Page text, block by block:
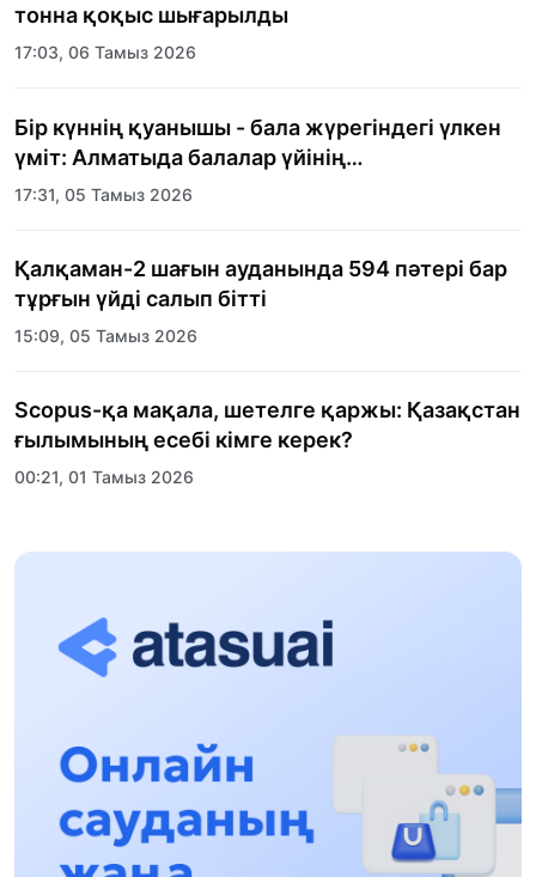
тонна қоқыс шығарылды
17:03, 06 Тамыз 2026
Бір күннің қуанышы - бала жүрегіндегі үлкен
үміт: Алматыда балалар үйінің
тәрбиеленушілеріне мерекелік күн
17:31, 05 Тамыз 2026
Қалқаман-2 шағын ауданында 594 пәтері бар
тұрғын үйді салып бітті
15:09, 05 Тамыз 2026
Scopus-қа мақала, шетелге қаржы: Қазақстан
ғылымының есебі кімге керек?
00:21, 01 Тамыз 2026
«Заң керуені» жобасы: Абай облысында
17:31, 31 Шілде 2026
13:13, 30 Шілде 2026
Асхат Асылбеков: Күшті билікке күшті
тұлғалар керек!